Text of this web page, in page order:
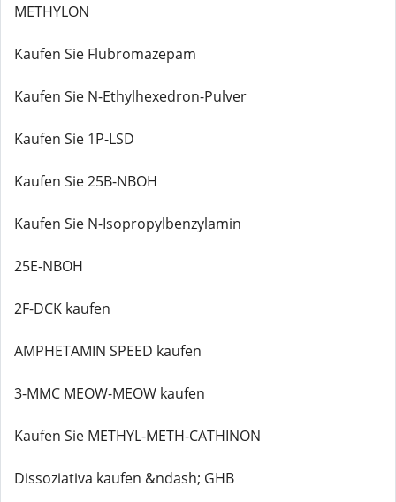
METHYLON
Kaufen Sie Flubromazepam
Kaufen Sie N-Ethylhexedron-Pulver
Kaufen Sie 1P-LSD
Kaufen Sie 25B-NBOH
Kaufen Sie N-Isopropylbenzylamin
25E-NBOH
2F-DCK kaufen
AMPHETAMIN SPEED kaufen
3-MMC MEOW-MEOW kaufen
Kaufen Sie METHYL-METH-CATHINON
Dissoziativa kaufen &ndash; GHB